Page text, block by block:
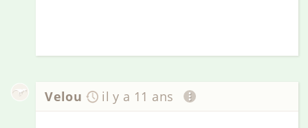
Velou il y a 11 ans